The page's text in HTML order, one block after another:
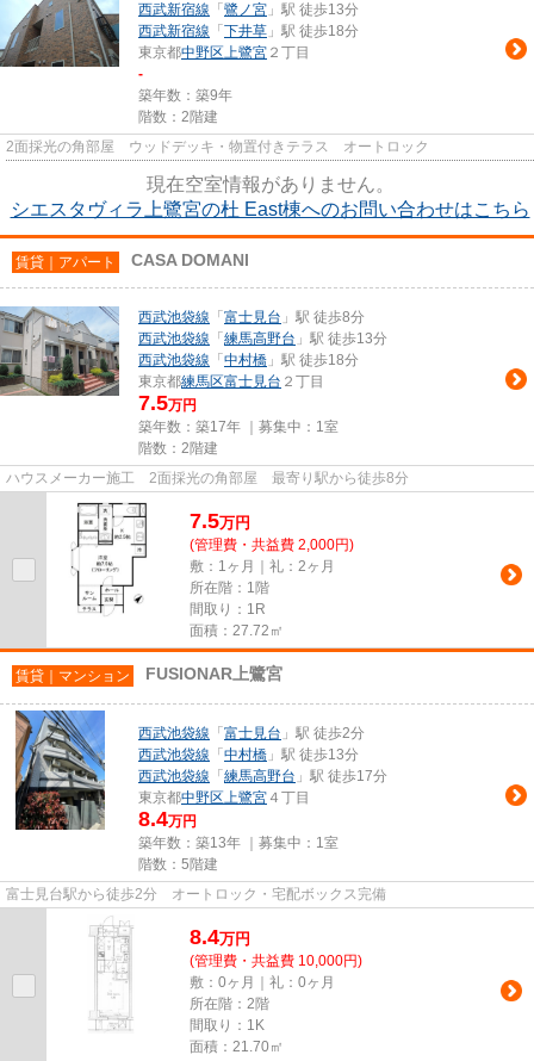
西武新宿線 「 鷺ノ宮 」駅 徒歩13分
西武新宿線 「 下井草 」駅 徒歩18分
東京都中野区上鷺宮 ２丁目
-
築年数：築9年
階数：2階建
2面採光の角部屋 ウッドデッキ・物置付きテラス オートロック
現在空室情報がありません。
シエスタヴィラ上鷺宮の杜 East棟へのお問い合わせはこちら
賃貸｜アパート CASA DOMANI
西武池袋線 「 富士見台 」駅 徒歩8分
西武池袋線 「 練馬高野台 」駅 徒歩13分
西武池袋線 「 中村橋 」駅 徒歩18分
東京都練馬区富士見台 ２丁目
7.5万円
築年数：築17年 ｜募集中： 1室
階数：2階建
ハウスメーカー施工 2面採光の角部屋 最寄り駅から徒歩8分
7.5万円
(管理費・共益費 2,000円)
敷：1ヶ月｜礼：2ヶ月
所在階：1階
間取り：1R
面積：27.72㎡
賃貸｜マンション FUSIONAR上鷺宮
西武池袋線 「 富士見台 」駅 徒歩2分
西武池袋線 「 中村橋 」駅 徒歩13分
西武池袋線 「 練馬高野台 」駅 徒歩17分
東京都中野区上鷺宮 ４丁目
8.4万円
築年数：築13年 ｜募集中： 1室
階数：5階建
富士見台駅から徒歩2分 オートロック・宅配ボックス完備
8.4万円
(管理費・共益費 10,000円)
敷：0ヶ月｜礼：0ヶ月
所在階：2階
間取り：1K
面積：21.70㎡